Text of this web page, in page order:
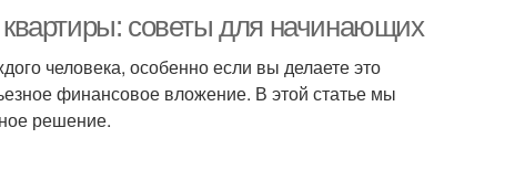
советы для начинающих
человека, особенно если вы делаете это
финансовое вложение. В этой статье мы
решение.